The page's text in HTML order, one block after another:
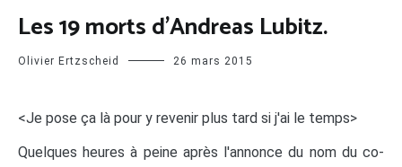
Les 19 morts d’Andreas Lubitz.
Olivier Ertzscheid 26 mars 2015
<Je pose ça là pour y revenir plus tard si j'ai le temps>
Quelques heures à peine après l'annonce du nom du co-